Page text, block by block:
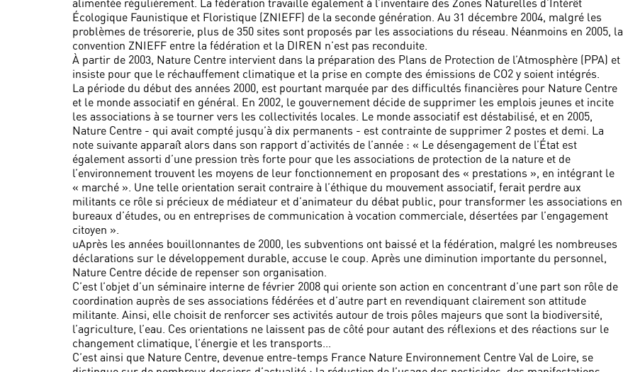
alimentée régulièrement. La fédération travaille également à l’inventaire des Zones Naturelles d’Intérêt
Écologique Faunistique et Floristique (ZNIEFF) de la seconde génération. Au 31 décembre 2004, malgré les
problèmes de trésorerie, plus de 350 sites sont proposés par les associations du réseau. Néanmoins en 2005, la
convention ZNIEFF entre la fédération et la DIREN n’est pas reconduite.
À partir de 2003, Nature Centre intervient dans la préparation des Plans de Protection de l’Atmosphère (PPA) et
insiste pour que le réchauffement climatique et la prise en compte des émissions de CO2 y soient intégrés.
La période du début des années 2000, est pourtant marquée par des difficultés financières pour Nature Centre
et le monde associatif en général. En 2002, le gouvernement décide de supprimer les emplois jeunes et incite
les associations à se tourner vers les collectivités locales. Le monde associatif est déstabilisé, et en 2005,
Nature Centre - qui avait compté jusqu’à dix permanents - est contrainte de supprimer 2 postes et demi. La
note suivante apparaît alors dans son rapport d’activités de l’année : « Le désengagement de l’État est
également assorti d’une pression très forte pour que les associations de protection de la nature et de
l’environnement trouvent les moyens de leur fonctionnement en proposant des « prestations », en intégrant le
« marché ». Une telle orientation serait contraire à l’éthique du mouvement associatif, ferait perdre aux
militants ce rôle si précieux de médiateur et d’animateur du débat public, pour transformer les associations en
bureaux d’études, ou en entreprises de communication à vocation commerciale, désertées par l’engagement
citoyen ».
uAprès les années bouillonnantes de 2000, les subventions ont baissé et la fédération, malgré les nombreuses
déclarations sur le développement durable, accuse le coup. Après une diminution importante du personnel,
Nature Centre décide de repenser son organisation.
C’est l’objet d’un séminaire interne de février 2008 qui oriente son action en concentrant d’une part son rôle de
coordination auprès de ses associations fédérées et d’autre part en revendiquant clairement son attitude
militante. Ainsi, elle choisit de renforcer ses activités autour de trois pôles majeurs que sont la biodiversité,
l’agriculture, l’eau. Ces orientations ne laissent pas de côté pour autant des réflexions et des réactions sur le
changement climatique, l’énergie et les transports...
C’est ainsi que Nature Centre, devenue entre-temps France Nature Environnement Centre Val de Loire, se